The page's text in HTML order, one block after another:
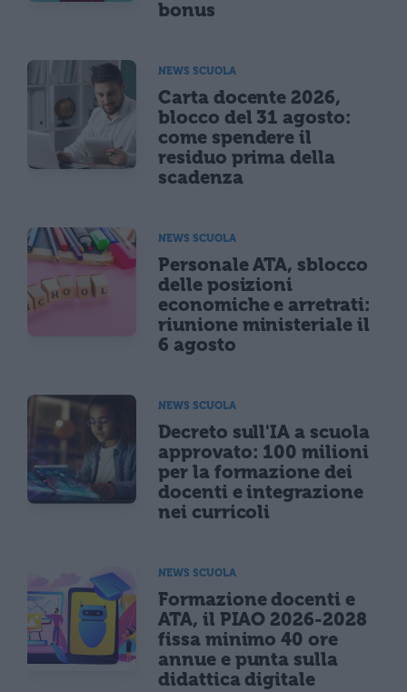
bonus
NEWS SCUOLA
Carta docente 2026,
blocco del 31 agosto:
come spendere il
residuo prima della
scadenza
NEWS SCUOLA
Personale ATA, sblocco
delle posizioni
economiche e arretrati:
riunione ministeriale il
6 agosto
NEWS SCUOLA
Decreto sull'IA a scuola
approvato: 100 milioni
per la formazione dei
docenti e integrazione
nei curricoli
NEWS SCUOLA
Formazione docenti e
ATA, il PIAO 2026-2028
fissa minimo 40 ore
annue e punta sulla
didattica digitale